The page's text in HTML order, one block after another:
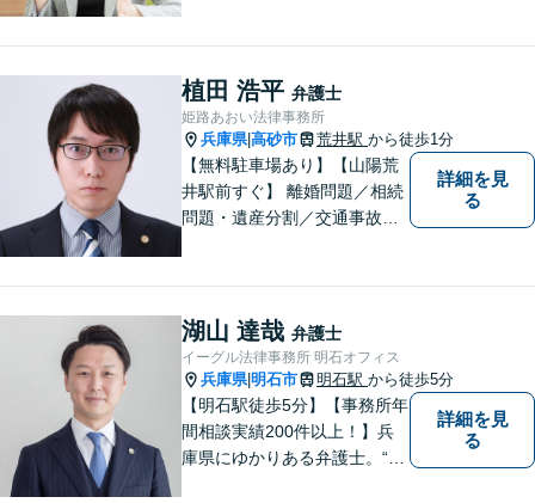
植田 浩平 弁護士
姫路あおい法律事務所
兵庫県|高砂市 荒井駅 から徒歩1分
【無料駐車場あり】【山陽荒
井駅前すぐ】 離婚問題／相続
問題・遺産分割／交通事故／
ください。
詳細を見
る
湖山 達哉 弁護士
イーグル法律事務所 明石オフィス
兵庫県|明石市 明石駅 から徒歩5分
【明石駅徒歩5分】【事務所年
間相談実績200件以上！】兵
庫県にゆかりある弁護士。“プ
詳細を見
る